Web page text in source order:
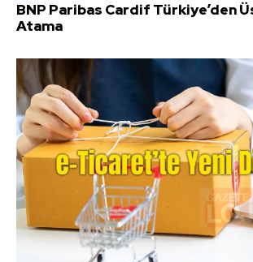
BNP Paribas Cardif Türkiye’den
Atama